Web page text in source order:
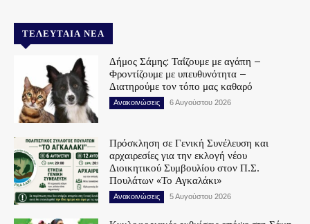
ΤΕΛΕΥΤΑΊΑ ΝΈΑ
Δήμος Σάμης: Ταΐζουμε με αγάπη –
Φροντίζουμε με υπευθυνότητα –
Διατηρούμε τον τόπο μας καθαρό
Ανακοινώσεις 6 Αυγούστου 2026
Πρόσκληση σε Γενική Συνέλευση και
αρχαιρεσίες για την εκλογή νέου
Διοικητικού Συμβουλίου στον Π.Σ.
Πουλάτων «Το Αγκαλάκι»
Ανακοινώσεις 5 Αυγούστου 2026